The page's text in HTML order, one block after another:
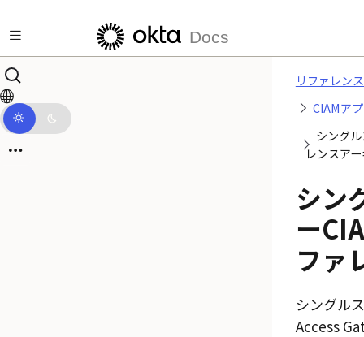
Docs
リファレン
CIAMア
シング
レンスア
シン
ー
ファ
シングル
Access